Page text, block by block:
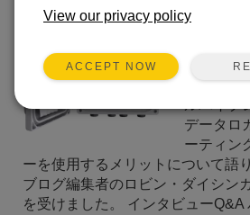
インフラ
ネージャ
ブラウン
データロ
ーティン
ーを使用するメリットについて語
ブログ編集者のロビン・ダイシン
を受けました。 インタビュー
View our privacy policy
ACCEPT NOW